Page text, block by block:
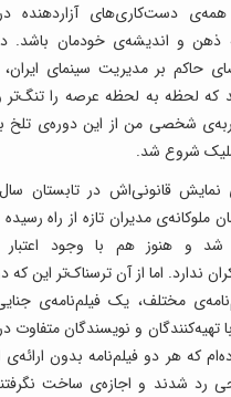
همه‌ی دست‌کاری‌های آزاردهنده
ذهن و اندیشه‌ی خودمان باشد.
حاکم بر مدیریت سینمای ایران،
که لحظه به لحظه عرصه را تنگ‌تر
شخصی من از این دوره‌ی تلخ
شروع شد.
نمایش قانونی‌اش در تابستان
ملوکانه‌ی مدیران تازه از راه
شد و هنوز هم با وجود اعتبار
ندارد. اما از آن ترسناک‌تر این که
مختلف، یک فیلم‌نامه‌ی
تهیه‌کنند‌گان و نویسندگان متفاوت
که هر دو فیلم‌نامه بدون ارائه‌ی
رد شدند و اجازه‌ی ساخت